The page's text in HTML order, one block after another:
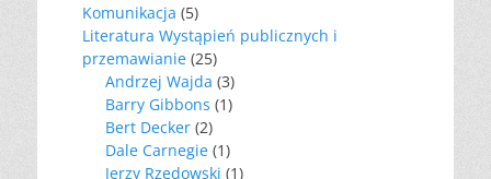
Komunikacja (5)
Literatura Wystąpień publicznych i
przemawianie (25)
Andrzej Wajda (3)
Barry Gibbons (1)
Bert Decker (2)
Dale Carnegie (1)
Jerzy Rzędowski (1)